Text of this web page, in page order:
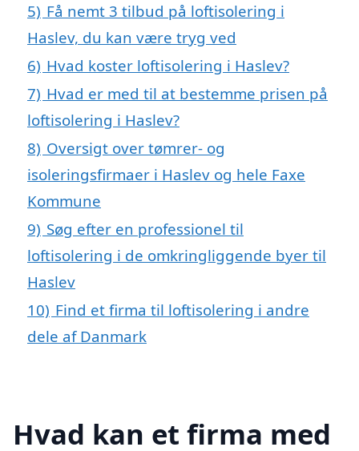
5) Få nemt 3 tilbud på loftisolering i
Haslev, du kan være tryg ved
6) Hvad koster loftisolering i Haslev?
7) Hvad er med til at bestemme prisen på
loftisolering i Haslev?
8) Oversigt over tømrer- og
isoleringsfirmaer i Haslev og hele Faxe
Kommune
9) Søg efter en professionel til
loftisolering i de omkringliggende byer til
Haslev
10) Find et firma til loftisolering i andre
dele af Danmark
Hvad kan et firma med